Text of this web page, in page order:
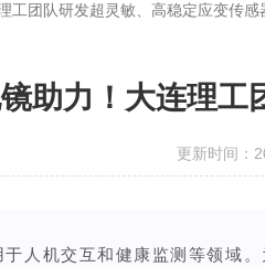
工团队研发超灵敏、高稳定应变传感
助力！大连理
更新时间
人机交互和健康监测等领域